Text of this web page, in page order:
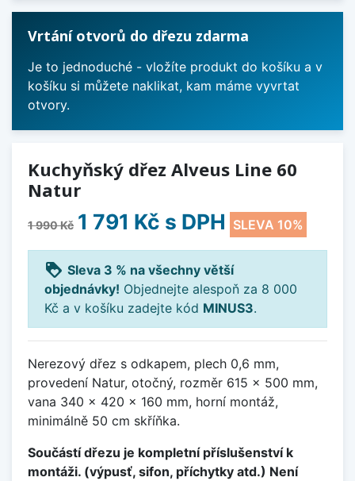
Vrtání otvorů do dřezu zdarma
Je to jednoduché - vložíte produkt do košíku a v
košíku si můžete naklikat, kam máme vyvrtat
otvory.
Kuchyňský dřez Alveus Line 60
Natur
1 990 Kč 1 791 Kč s DPH SLEVA 10%
loyalty Sleva 3 % na všechny větší
objednávky! Objednejte alespoň za 8 000
Kč a v košíku zadejte kód MINUS3.
Nerezový dřez s odkapem, plech 0,6 mm,
provedení Natur, otočný, rozměr 615 x 500 mm,
vana 340 x 420 x 160 mm, horní montáž,
minimálně 50 cm skříňka.
Součástí dřezu je kompletní příslušenství k
montáži. (výpusť, sifon, příchytky atd.) Není